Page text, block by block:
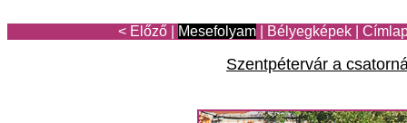
< Előző Mesefolyam Bélyegképek
Szentpétervár a